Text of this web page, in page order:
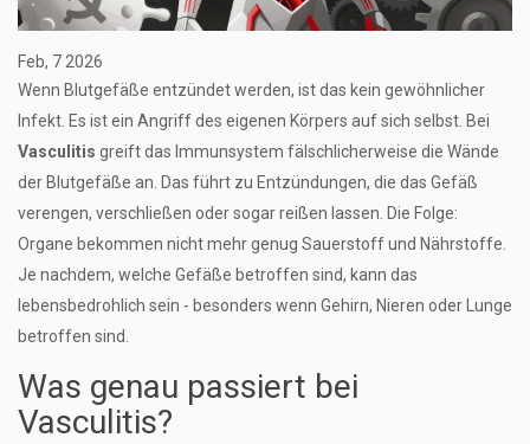
Feb, 7 2026
Wenn Blutgefäße entzündet werden, ist das kein gewöhnlicher
Infekt. Es ist ein Angriff des eigenen Körpers auf sich selbst. Bei
Vasculitis greift das Immunsystem fälschlicherweise die Wände
der Blutgefäße an. Das führt zu Entzündungen, die das Gefäß
verengen, verschließen oder sogar reißen lassen. Die Folge:
Organe bekommen nicht mehr genug Sauerstoff und Nährstoffe.
Je nachdem, welche Gefäße betroffen sind, kann das
lebensbedrohlich sein - besonders wenn Gehirn, Nieren oder Lunge
betroffen sind.
Was genau passiert bei
Vasculitis?